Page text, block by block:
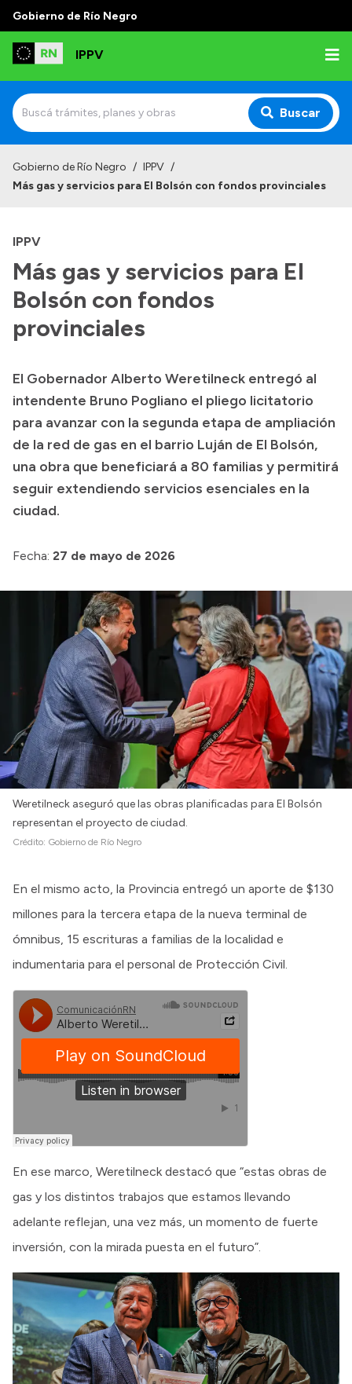
Gobierno de Río Negro
IPPV
Buscar
Autoridades
Normativas
Transparencia
Presupuesto
Compras y licitaciones
Consulta de expedientes
Consulta de pago a proveedores
Intranet
Gobierno de Río Negro / IPPV /
Más gas y servicios para El Bolsón con fondos provinciales
IPPV
Más gas y servicios para El
Bolsón con fondos
provinciales
El Gobernador Alberto Weretilneck entregó al
intendente Bruno Pogliano el pliego licitatorio
para avanzar con la segunda etapa de ampliación
de la red de gas en el barrio Luján de El Bolsón,
una obra que beneficiará a 80 familias y permitirá
seguir extendiendo servicios esenciales en la
ciudad.
Fecha: 27 de mayo de 2026
Weretilneck aseguró que las obras planificadas para El Bolsón
representan el proyecto de ciudad.
Crédito: Gobierno de Río Negro
En el mismo acto, la Provincia entregó un aporte de $130
millones para la tercera etapa de la nueva terminal de
ómnibus, 15 escrituras a familias de la localidad e
indumentaria para el personal de Protección Civil.
En ese marco, Weretilneck destacó que “estas obras de
gas y los distintos trabajos que estamos llevando
adelante reflejan, una vez más, un momento de fuerte
inversión, con la mirada puesta en el futuro”.